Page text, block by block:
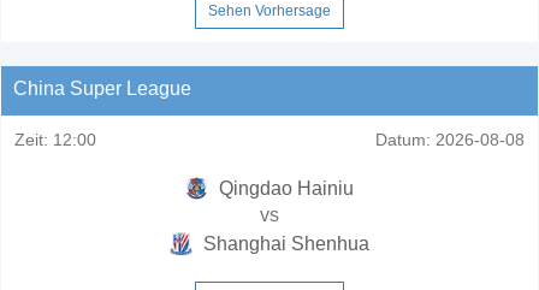
Sehen Vorhersage
China Super League
Zeit: 12:00 Datum: 2026-08-08
Qingdao Hainiu
vs
Shanghai Shenhua